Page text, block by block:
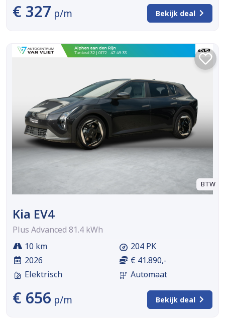
€ 327 p/m Bekijk deal
BTW
Kia EV4
Plus Advanced 81.4 kWh
10 km
2026
Elektrisch
204 PK
€ 41.890,-
Automaat
€ 656 p/m Bekijk deal